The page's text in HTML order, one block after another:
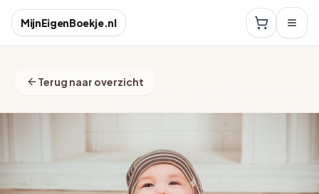
MijnEigenBoekje.nl
Terug naar overzicht